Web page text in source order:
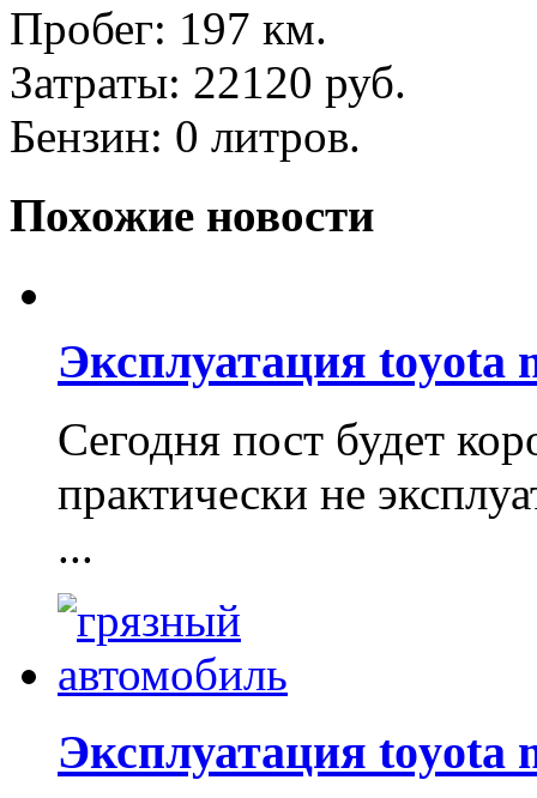
Пробег: 197 км.
Затраты: 22120 руб.
Бензин: 0 литров.
Похожие новости
Эксплуатация toyota
Сегодня пост будет
практически не
...
Эксплуатация toyota